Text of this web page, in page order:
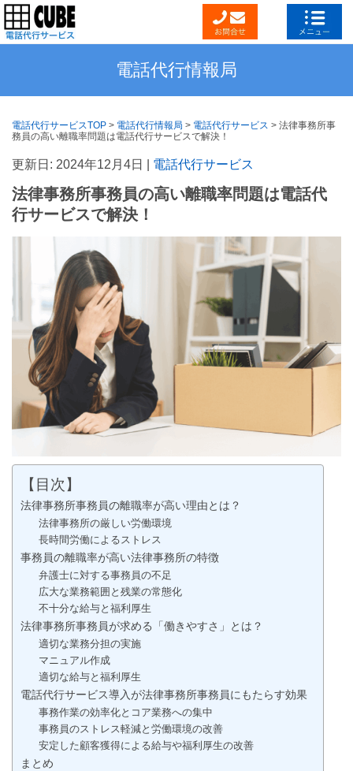
電話代行情報局
電話代行サービスTOP > 電話代行情報局 > 電話代行サービス > 法律事務所事
務員の高い離職率問題は電話代行サービスで解決！
更新日: 2024年12月4日 | 電話代行サービス
法律事務所事務員の高い離職率問題は電話代
行サービスで解決！
【目次】
法律事務所事務員の離職率が高い理由とは？
法律事務所の厳しい労働環境
長時間労働によるストレス
事務員の離職率が高い法律事務所の特徴
弁護士に対する事務員の不足
広大な業務範囲と残業の常態化
不十分な給与と福利厚生
法律事務所事務員が求める「働きやすさ」とは？
適切な業務分担の実施
マニュアル作成
適切な給与と福利厚生
電話代行サービス導入が法律事務所事務員にもたらす効果
事務作業の効率化とコア業務への集中
事務員のストレス軽減と労働環境の改善
安定した顧客獲得による給与や福利厚生の改善
まとめ